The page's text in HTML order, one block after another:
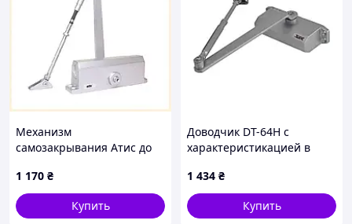
Механизм
самозакрывания Атис до
1 170 ₴
Купить
Доводчик DT-64H с
характеристикацией в
усилие 65-85 кг размер
223x45x72, серебро
1 434 ₴
Купить